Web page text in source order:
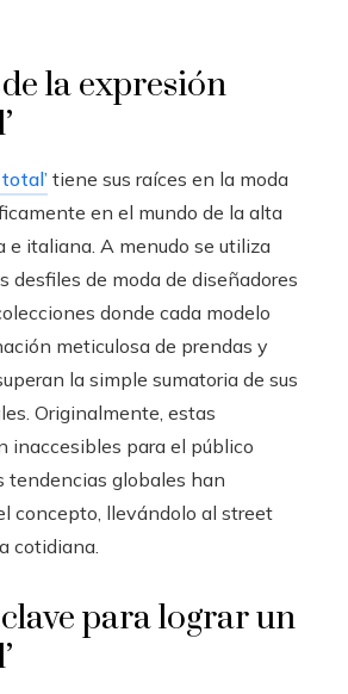
la expresión
tiene sus raíces en la moda
en el mundo de la alta
e italiana. A menudo se utiliza
desfiles de moda de diseñadores
donde cada modelo
meticulosa de prendas y
la simple sumatoria de sus
Originalmente, estas
inaccesibles para el público
tendencias globales han
concepto, llevándolo al street
cotidiana.
para lograr un